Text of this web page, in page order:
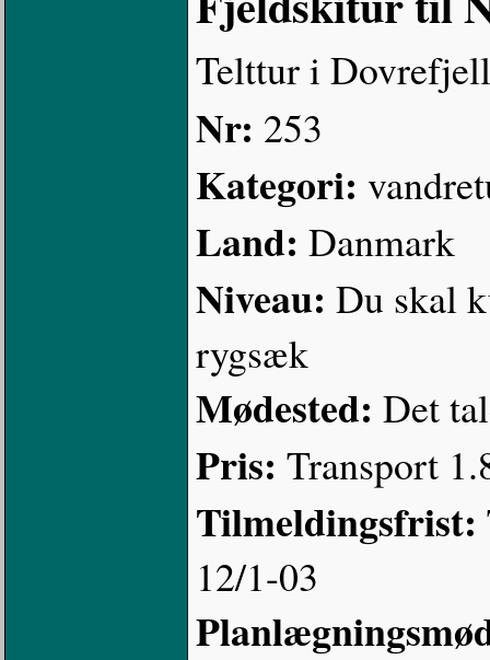
Telttur i
Nr: 253
Kategori:
Land: Danmark
Niveau: Du skal
rygsæk
Mødested: Det
Pris: Transport
Tilmeldingsfrist:
12/1-03